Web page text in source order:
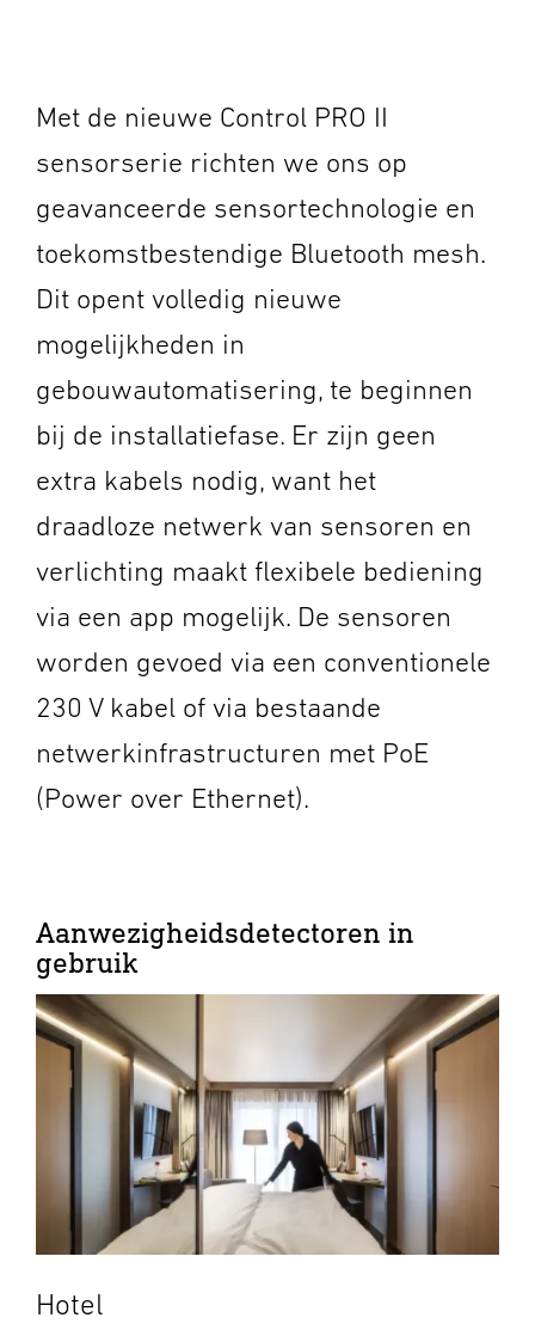
Met de nieuwe Control PRO II
sensorserie richten we ons op
geavanceerde sensortechnologie en
toekomstbestendige Bluetooth mesh.
Dit opent volledig nieuwe
mogelijkheden in
gebouwautomatisering, te beginnen
bij de installatiefase. Er zijn geen
extra kabels nodig, want het
draadloze netwerk van sensoren en
verlichting maakt flexibele bediening
via een app mogelijk. De sensoren
worden gevoed via een conventionele
230 V kabel of via bestaande
netwerkinfrastructuren met PoE
(Power over Ethernet).
Aanwezigheidsdetectoren in
gebruik
Hotel